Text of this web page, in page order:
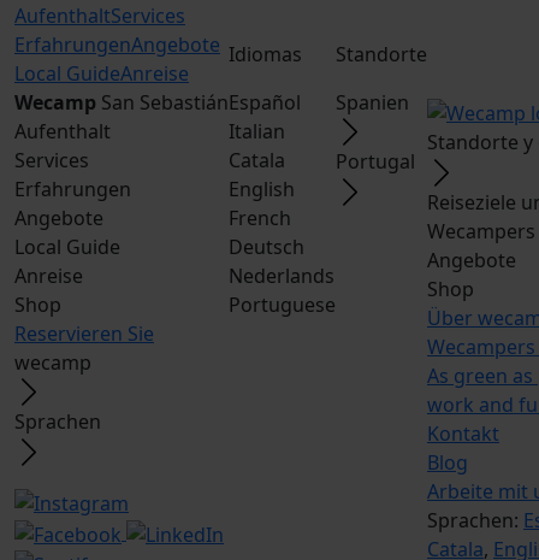
AufenthaltServices
ErfahrungenAngebote
Local GuideAnreise
Wecamp San Sebastián
Aufenthalt
Services
Erfahrungen
Angebote
Local Guide
Anreise
Shop
Reservieren Sie
wecamp
Sprachen
Idiomas
Español
Italian
Catala
English
French
Deutsch
Nederlands
Portuguese
Standorte
Spanien
Portugal
Standorte
Reiseziele
Angebote
Shop
Über
As green
work and
Kontakt
Blog
Arbeite mit
Sprachen:
Catala,